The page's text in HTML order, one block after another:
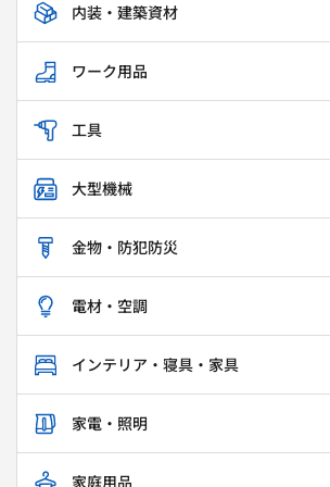
内装・建築資材
ワーク用品
工具
大型機械
金物・防犯防災
電材・空調
インテリア・寝具・家具
家電・照明
家庭用品